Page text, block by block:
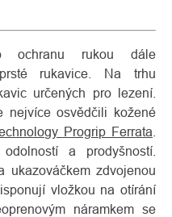
ochranu rukou dále
rukavice. Na trhu
určených pro lezení.
nejvíce osvědčili kožené
Progrip Ferrata
a prodyšností.
ukazováčkem zdvojenou
vložkou na otírání
náramkem se